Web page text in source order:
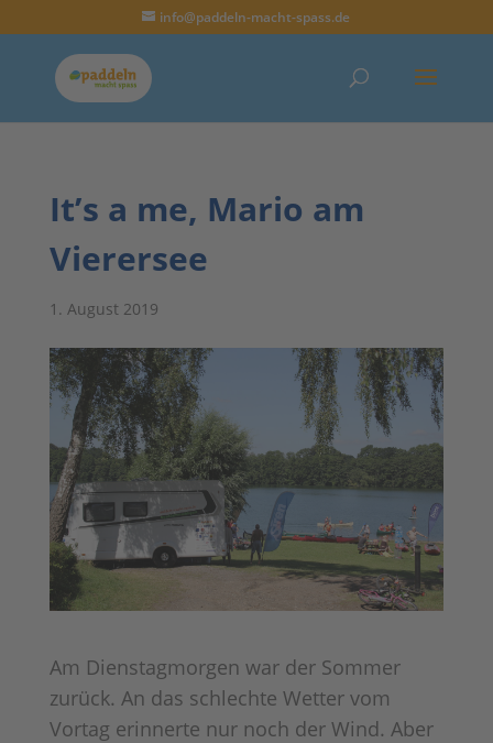
info@paddeln-macht-spass.de
It’s a me, Mario am
Vierersee
1. August 2019
Am Dienstagmorgen war der Sommer
zurück. An das schlechte Wetter vom
Vortag erinnerte nur noch der Wind. Aber